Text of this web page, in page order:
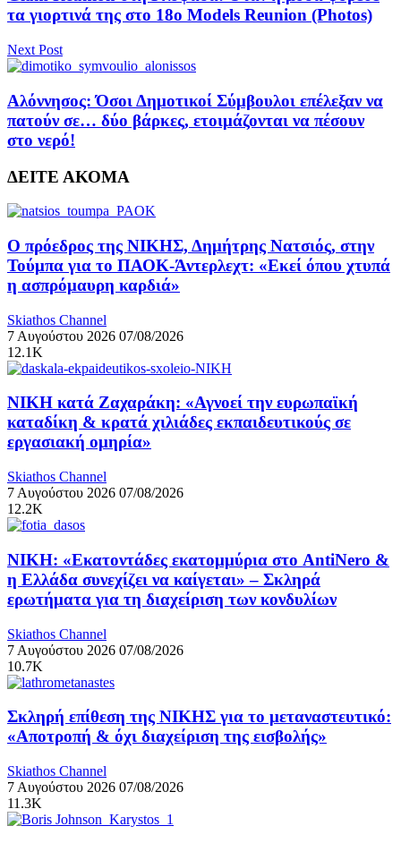
τα γιορτινά της στο 18ο Models Reunion (Photos)
Next Post
Αλόννησος: Όσοι Δημοτικοί Σύμβουλοι επέλεξαν να
πατούν σε… δύο βάρκες, ετοιμάζονται να πέσουν
στο νερό!
ΔΕΙΤΕ ΑΚΟΜΑ
Ο πρόεδρος της ΝΙΚΗΣ, Δημήτρης Νατσιός, στην
Τούμπα για το ΠΑΟΚ-Άντερλεχτ: «Εκεί όπου χτυπά
η ασπρόμαυρη καρδιά»
Skiathos Channel
7 Αυγούστου 2026 07/08/2026
12.1K
ΝΙΚΗ κατά Ζαχαράκη: «Αγνοεί την ευρωπαϊκή
καταδίκη & κρατά χιλιάδες εκπαιδευτικούς σε
εργασιακή ομηρία»
Skiathos Channel
7 Αυγούστου 2026 07/08/2026
12.2K
ΝΙΚΗ: «Εκατοντάδες εκατομμύρια στο AntiNero &
η Ελλάδα συνεχίζει να καίγεται» – Σκληρά
ερωτήματα για τη διαχείριση των κονδυλίων
Skiathos Channel
7 Αυγούστου 2026 07/08/2026
10.7K
Σκληρή επίθεση της ΝΙΚΗΣ για το μεταναστευτικό:
«Αποτροπή & όχι διαχείριση της εισβολής»
Skiathos Channel
7 Αυγούστου 2026 07/08/2026
11.3K